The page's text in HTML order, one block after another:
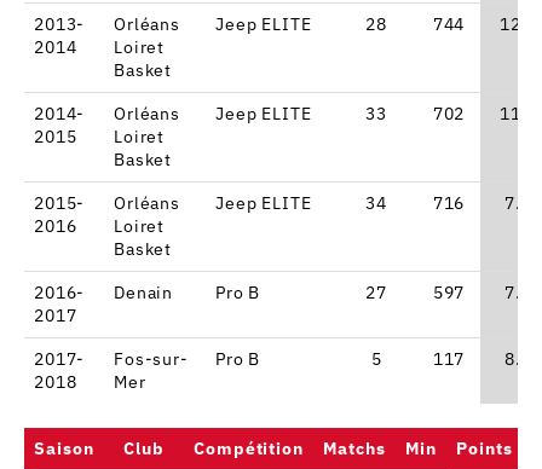
2013-
2014
Orléans
Loiret
Basket
Jeep ELITE 28 744 12.5
2014-
2015
Orléans
Loiret
Basket
Jeep ELITE 33 702 11.3
2015-
2016
Orléans
Loiret
Basket
Jeep ELITE 34 716 7.6
2016-
2017
Denain Pro B 27 597 7.9
2017-
2018
Fos-sur-
Mer
Pro B 5 117 8.2
Saison Club Compétition Matchs Min Points